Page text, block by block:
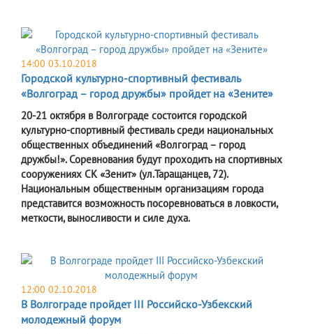
14:00 03.10.2018
Городской культурно-спортивный фестиваль
«Волгоград – город дружбы» пройдет на «Зените»
20-21 октября в Волгограде состоится городской
культурно-спортивный фестиваль среди национальных
общественных объединений «Волгоград – город
дружбы!». Соревнования будут проходить на спортивных
сооружениях СК «Зенит» (ул.Таращанцев, 72).
Национальным общественным организациям города
представится возможность посоревноваться в ловкости,
меткости, выносливости и силе духа.
12:00 02.10.2018
В Волгограде пройдет III Российско-Узбекский
молодежный форум